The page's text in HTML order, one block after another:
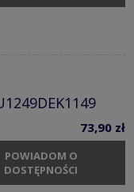
73,90 zł
POWIADOM O
DOSTĘPNOŚCI